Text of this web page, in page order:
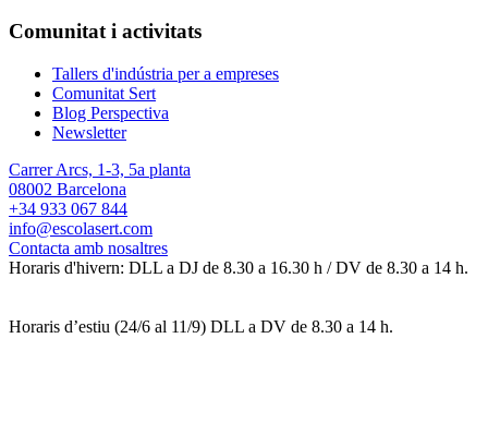
Comunitat i activitats
Tallers d'indústria per a empreses
Comunitat Sert
Blog Perspectiva
Newsletter
Carrer Arcs, 1-3, 5a planta
08002 Barcelona
+34 933 067 844
info@escolasert.com
Contacta amb nosaltres
Horaris d'hivern: DLL a DJ de 8.30 a 16.30 h / DV de 8.30 a 14 h.
Horaris d’estiu (24/6 al 11/9) DLL a DV de 8.30 a 14 h.